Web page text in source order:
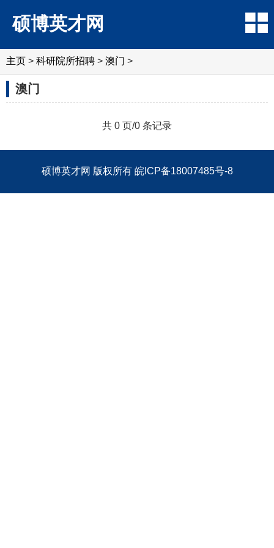
硕博英才网
主页 > 科研院所招聘 > ‌‌澳门 >
‌‌澳门
共 0 页/0 条记录
硕博英才网 版权所有 皖ICP备18007485号-8